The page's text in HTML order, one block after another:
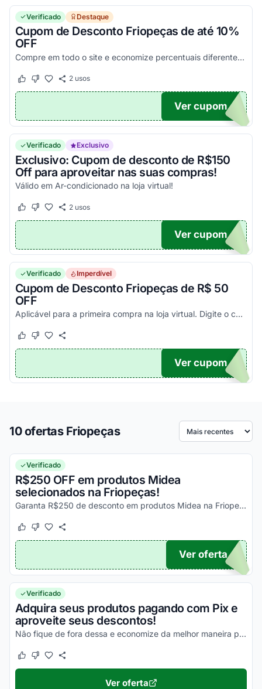
Verificado Destaque
Cupom de Desconto Friopeças de até 10%
OFF
Compre em todo o site e economize percentuais diferentes com esse super Cupom Frio Peças. Confira agora!
Este cupom funcionou
Este cupom não funcionou
2usos
ECAS
Ver cupom
Verificado Exclusivo
Exclusivo: Cupom de desconto de R$150
Off para aproveitar nas suas compras!
Válido em Ar-condicionado na loja virtual!
Este cupom funcionou
Este cupom não funcionou
2usos
M150
Ver cupom
Verificado Imperdível
Cupom de Desconto Friopeças de R$ 50
OFF
Aplicável para a primeira compra na loja virtual. Digite o código do cupom Friopeças no carrinho e aproveite esse desconto!
Este cupom funcionou
Este cupom não funcionou
MPRA
Ver cupom
10 ofertas Friopeças Ordenar por
Verificado
R$250 OFF em produtos Midea
selecionados na Friopeças!
Garanta R$250 de desconto em produtos Midea na Friopeças. Oferta limitada, aproveite já!
Este cupom funcionou
Este cupom não funcionou
A250
Ver oferta
Verificado
Adquira seus produtos pagando com Pix e
aproveite seus descontos!
Não fique de fora dessa e economize da melhor maneira possível!
Este cupom funcionou
Este cupom não funcionou
Ver oferta